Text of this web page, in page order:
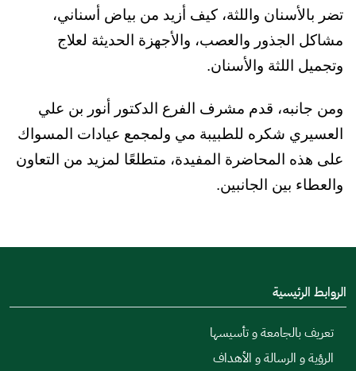
تضر بالأسنان واللثة، كيف أزيد من بياض أسناني،
مشاكل الجذور والعصب، والأجهزة الحديثة لعلاج
وتجميل اللثة والأسنان.
ومن جانبه، قدم مشرف الفرع الدكتور أنور بن علي
العسيري شكره للطبيبة مي ولمجمع عيادات المسواك
على هذه المحاضرة المفيدة، متطلعًا لمزيد من التعاون
والعطاء بين الجانبين.
الروابط الرئيسية
تعريف بالجامعة و تأسيسها
الرؤية و الرسالة و الأهداف